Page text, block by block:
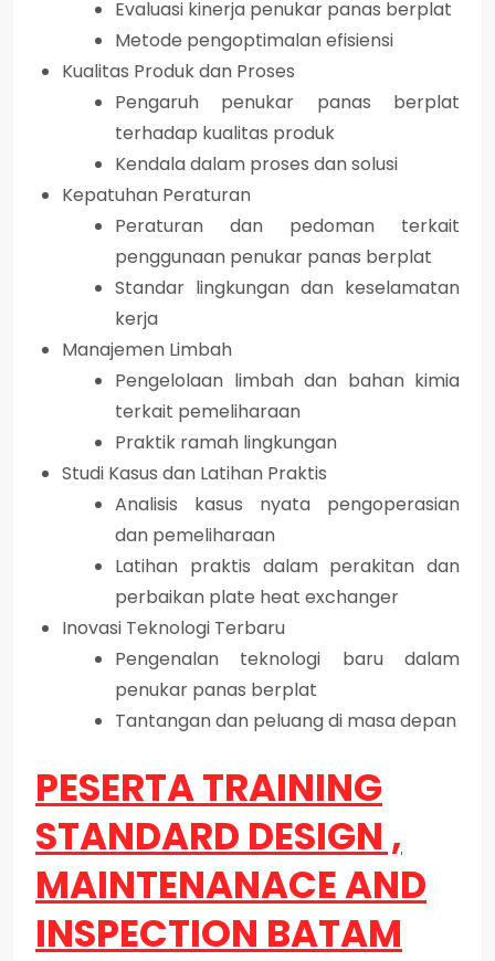
Evaluasi kinerja penukar panas berplat
Metode pengoptimalan efisiensi
Kualitas Produk dan Proses
Pengaruh penukar panas berplat
terhadap kualitas produk
Kendala dalam proses dan solusi
Kepatuhan Peraturan
Peraturan dan pedoman terkait
penggunaan penukar panas berplat
Standar lingkungan dan keselamatan
kerja
Manajemen Limbah
Pengelolaan limbah dan bahan kimia
terkait pemeliharaan
Praktik ramah lingkungan
Studi Kasus dan Latihan Praktis
Analisis kasus nyata pengoperasian
dan pemeliharaan
Latihan praktis dalam perakitan dan
perbaikan plate heat exchanger
Inovasi Teknologi Terbaru
Pengenalan teknologi baru dalam
penukar panas berplat
Tantangan dan peluang di masa depan
PESERTA TRAINING
STANDARD DESIGN ,
MAINTENANACE AND
INSPECTION BATAM